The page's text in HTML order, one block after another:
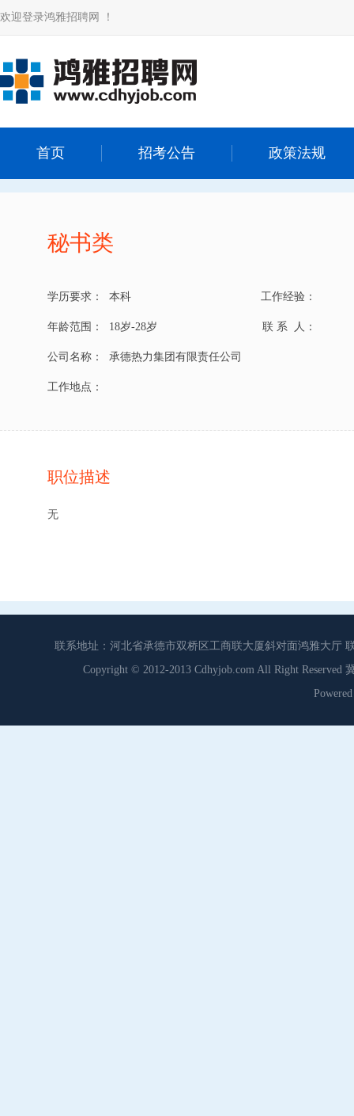
欢迎登录鸿雅招聘网 ！
首页 招考公告 政策法规
秘书类
学历要求： 本科 工作经验：
年龄范围： 18岁-28岁 联 系 人：
公司名称： 承德热力集团有限责任公司
工作地点：
职位描述
无
联系地址：河北省承德市双桥区工商联大厦斜对面鸿雅大厅
Copyright © 2012-2013 Cdhyjob.com All Right Reserved